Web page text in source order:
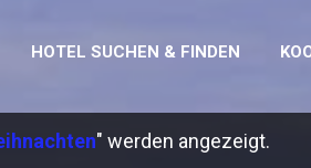
HOTEL SUCHEN & FINDEN
" werden angezeigt.